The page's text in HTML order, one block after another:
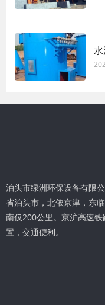
泊头市绿洲环保设备有限
省泊头市，北依京津，东
南仅200公里。京沪高速
置，交通便利。